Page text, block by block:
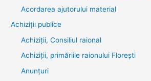
Acordarea ajutorului material
Achiziţii publice
Achiziții, Consiliul raional
Achiziții, primăriile raionului Florești
Anunțuri